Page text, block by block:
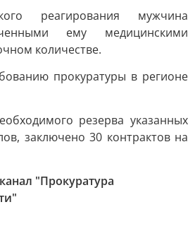
реагирования мужчина
ему медицинскими
количестве.
прокуратуры в регионе
резерва указанных
заключено 30 контрактов на
"Прокуратура